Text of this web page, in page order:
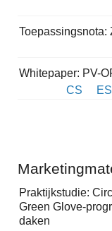
Whitepaper: PV-
CS
ES
Praktijkstudie:
Green Glove-
daken